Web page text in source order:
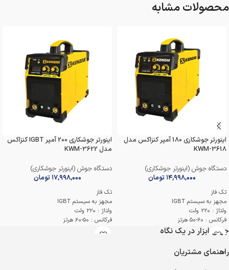
محصولات مشابه
اینورتر جوشکاری 180 آمپر کنزاکس مدل
KWM-3618
دستگاه جوش (اینورتر جوشکاری)
۱۴,۹۹۸,۰۰۰تومان
تک فاز
مجهز به سیستم IGBT
ولتاژ : 220 ولت
فرکانس : 60-50 هرتز
جریان ورودی اسمی : 32.6 آمپر
جریان خروجی : 30 تا 180 آمپر
درجه محافظت : IP21S
اقلام همراه : فرچه ، ماسک ، انبر اتصال /
اینورتر جوشکاری 200 آمپر IGBT کنزاکس
مدل KWM-3622
دستگاه جوش (اینورتر جوشکاری)
۱۷,۹۹۸,۰۰۰تومان
تک فاز
مجهز به سیستم IGBT
ولتاژ : 220 ولت
فرکانس : 50-60 هرتز
جهان ابزار در یک نگاه
راهنمای مشتریان